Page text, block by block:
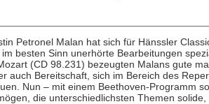
Petronel Malan hat sich für Hänssler
besten Sinn unerhörte Bearbeitungen
(CD 98.231) bezeugten Malans gute
auch Bereitschaft, sich im Bereich des
Nun – mit einem Beethoven-Programm
die unterschiedlichsten Themen solide,